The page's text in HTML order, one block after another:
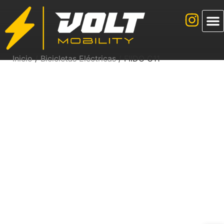
Inicio/Bicicletas Eléctricas/ FIIDO C11